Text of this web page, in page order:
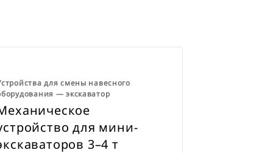
для смены навесного
― экскаватор
для мини-
3–4 т